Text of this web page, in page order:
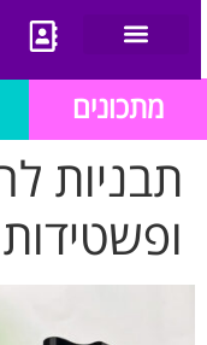
מתכונים
תבניות